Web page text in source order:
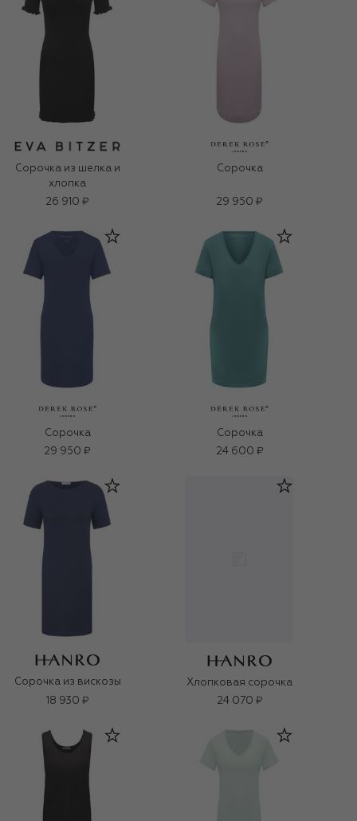
Сорочка из шелка и
хлопка
26 910 ₽
Сорочка
29 950 ₽
Сорочка
29 950 ₽
Сорочка
24 600 ₽
Сорочка из вискозы
18 930 ₽
Хлопковая сорочка
24 070 ₽